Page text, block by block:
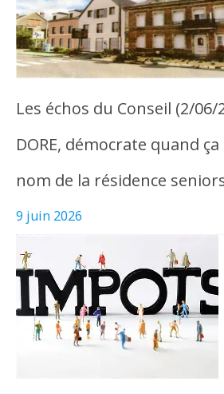
Les échos du Conseil (2/06/
DORE, démocrate quand ça
nom de la résidence
9 juin 2026